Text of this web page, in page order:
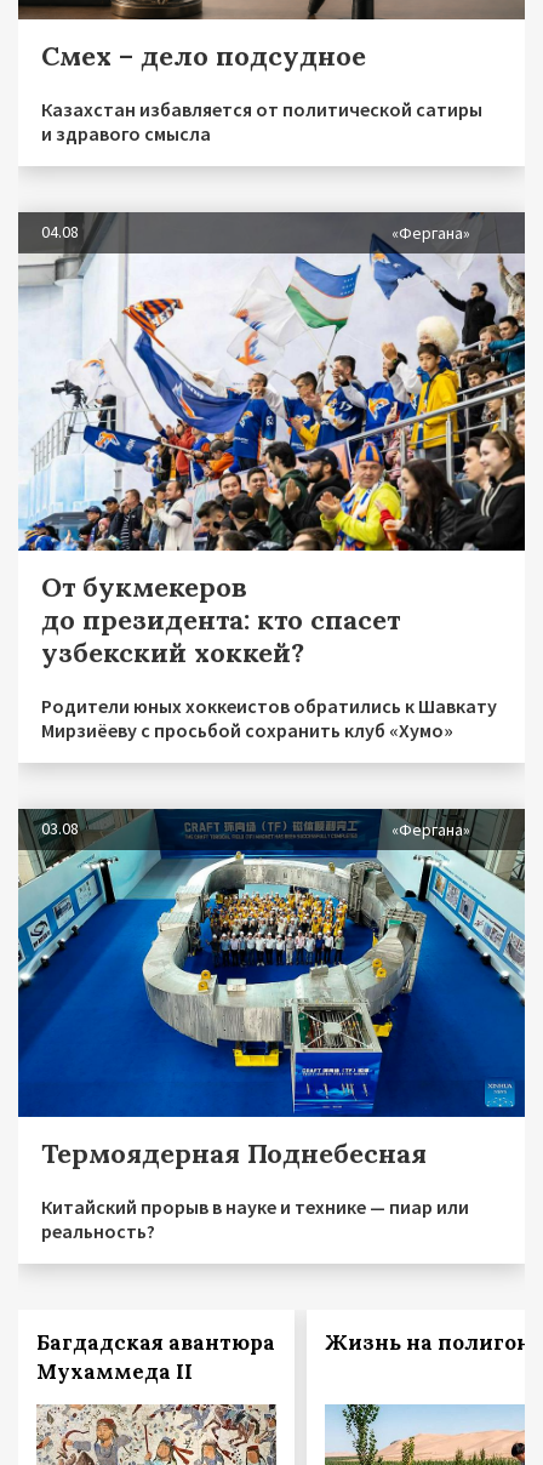
Смех – дело подсудное
Казахстан избавляется от политической сатиры
и здравого смысла
04.08 «Фергана»
От букмекеров
до президента: кто спасет
узбекский хоккей?
Родители юных хоккеистов обратились к Шавкату
Мирзиёеву с просьбой сохранить клуб «Хумо»
03.08 «Фергана»
Термоядерная Поднебесная
Китайский прорыв в науке и технике — пиар или
реальность?
Багдадская авантюра
Мухаммеда II
Жизнь на полигоне